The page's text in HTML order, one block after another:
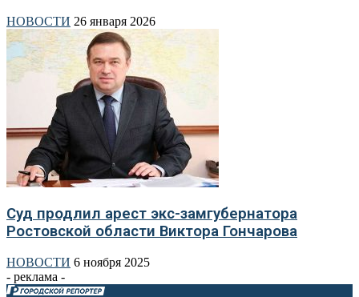
НОВОСТИ 26 января 2026
Суд продлил арест экс-замгубернатора
Ростовской области Виктора Гончарова
НОВОСТИ 6 ноября 2025
- реклама -